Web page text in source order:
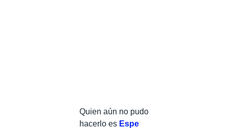
Quien aún no pudo
hacerlo es Espe